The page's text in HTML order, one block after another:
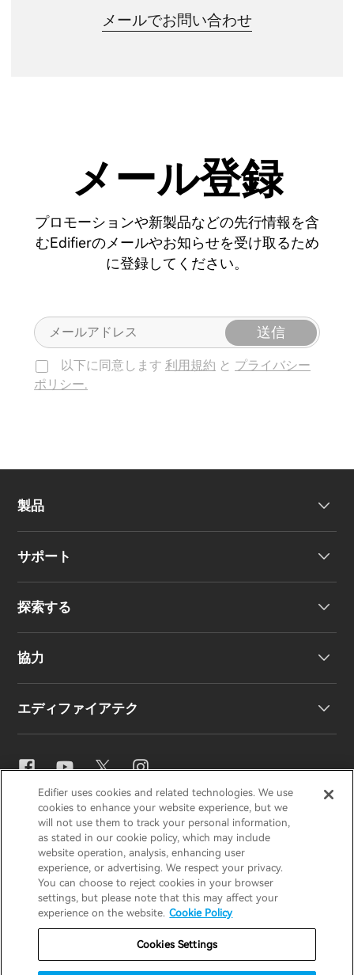
メールでお問い合わせ
メール登録
プロモーションや新製品などの先行情報を含
むEdifierのメールやお知らせを受け取るため
に登録してください。
送信
以下に同意します 利用規約 と プライバシー
ポリシー.
製品
ワイヤレスイヤーバッド
サポート
お問い合わせ
探索する
ニュースルーム
協力
販売代理店になる
エディファイアテク
イコライザー設定
Snapdragon Sound™
音楽ストリーミング
EDIFIERAIRPULSESTAXHECATE
プライバシー通知クッキー通知
利用規約
Japan / 日本語
Edifier uses cookies and related technologies. We use
cookies to enhance your website experience, but we
will not use them to track your personal information,
as stated in our cookie policy, which may include
website operation, analysis, enhancing user
experience, or advertising. We respect your privacy.
You can choose to reject cookies in your browser
settings, but please note that this may affect your
experience on the website. Cookie Policy
Cookies Settings